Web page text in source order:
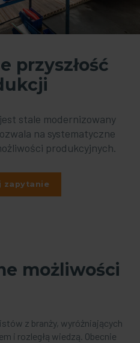
przyszłość
stale modernizowany
na systematyczne
produkcyjnych.
zapytanie
możliwości
z branży, wyróżniających
i rozległą wiedzą. Obecnie